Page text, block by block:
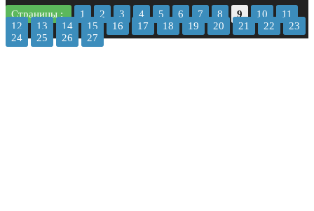
Страницы : 1 2 3 4 5 6 7 8 9 10
11
12
13 14 15 16 17 18 19 20 21 22
23
24
25 26 27